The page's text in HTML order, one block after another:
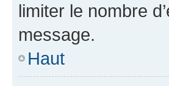
limiter le nombre
message.
Haut